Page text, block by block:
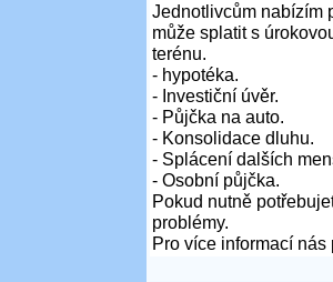
Jednotlivcům nabízím
může splatit s
terénu.
- hypotéka.
- Investiční úvěr.
- Půjčka na auto.
- Konsolidace dluhu.
- Splácení dalších
- Osobní půjčka.
Pokud nutně
problémy.
Pro více informací nás